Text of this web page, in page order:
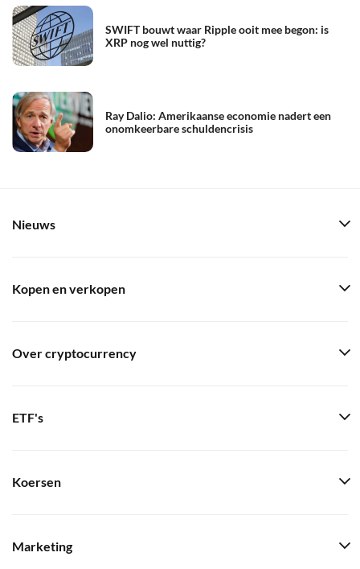
SWIFT bouwt waar Ripple ooit mee begon: is
XRP nog wel nuttig?
Ray Dalio: Amerikaanse economie nadert een
onomkeerbare schuldencrisis
Nieuws
Kopen en verkopen
Over cryptocurrency
ETF's
Koersen
Marketing